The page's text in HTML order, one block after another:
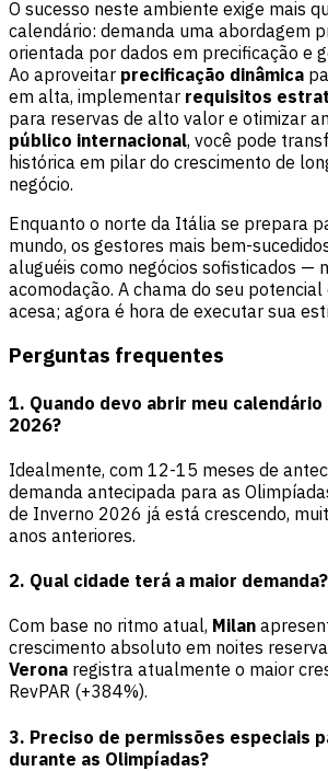
O sucesso neste ambiente exige mais
calendário: demanda uma abordagem
orientada por dados em precificação e
Ao aproveitar precificação dinâmica
em alta, implementar requisitos
para reservas de alto valor e otimizar
público internacional, você pode
histórica em pilar do crescimento de
negócio.
Enquanto o norte da Itália se prepara
mundo, os gestores mais bem-
aluguéis como negócios sofisticados —
acomodação. A chama do seu
acesa; agora é hora de executar sua
Perguntas frequentes
1. Quando devo abrir meu
2026?
Idealmente, com 12-15 meses de
demanda antecipada para as
de Inverno 2026 já está crescendo,
anos anteriores.
2. Qual cidade terá a maior demanda?
Com base no ritmo atual, Milan
crescimento absoluto em noites
Verona registra atualmente o maior
RevPAR (+384%).
3. Preciso de permissões especiais
durante as Olimpíadas?